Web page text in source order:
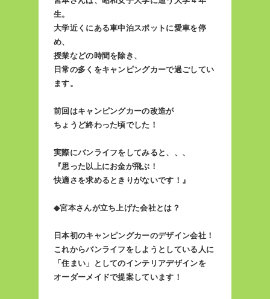
生。
大学近くにある車中泊スポットに愛車を停
め、
授業などの時間を除き、
日常の多くをキャンピングカーで過ごしてい
ます。
前回はキャンピングカーの改造が
ちょうど終わった頃でした！
実際にバンライフをしてみると、、、
『思った以上にお金が飛ぶ！
快適さを求めるときりがないです！』
◆宮本さんが立ち上げた会社とは？
日本初のキャンピングカーのデザイン会社！
これからバンライフをしようとしている人に
「住まい」としてのインテリアデザインを
オーダーメイドで提案しています！